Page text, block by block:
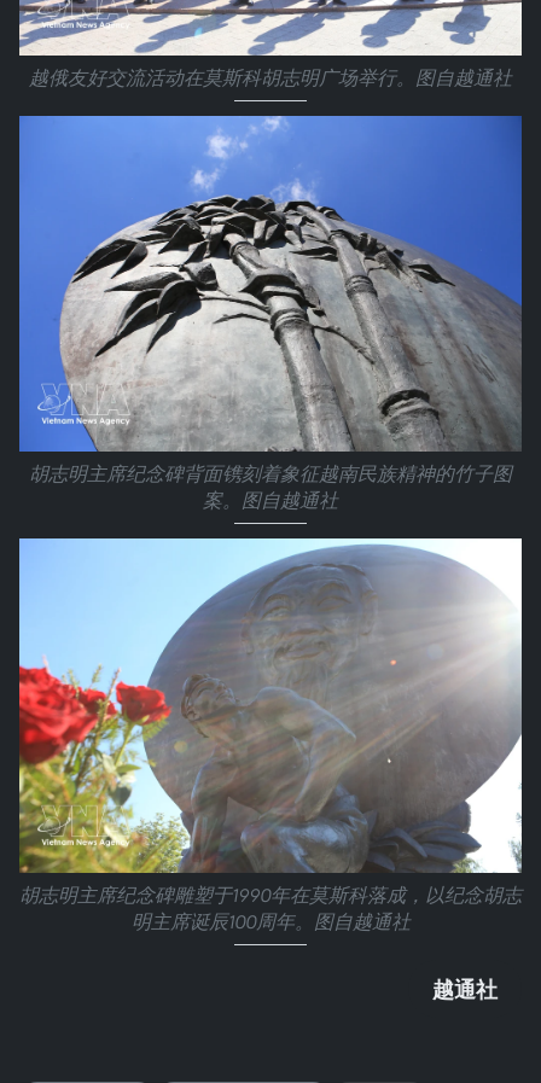
越俄友好交流活动在莫斯科胡志明广场举行。图自越通社
胡志明主席纪念碑背面镌刻着象征越南民族精神的竹子图
案。图自越通社
胡志明主席纪念碑雕塑于1990年在莫斯科落成，以纪念胡志
明主席诞辰100周年。图自越通社
越通社